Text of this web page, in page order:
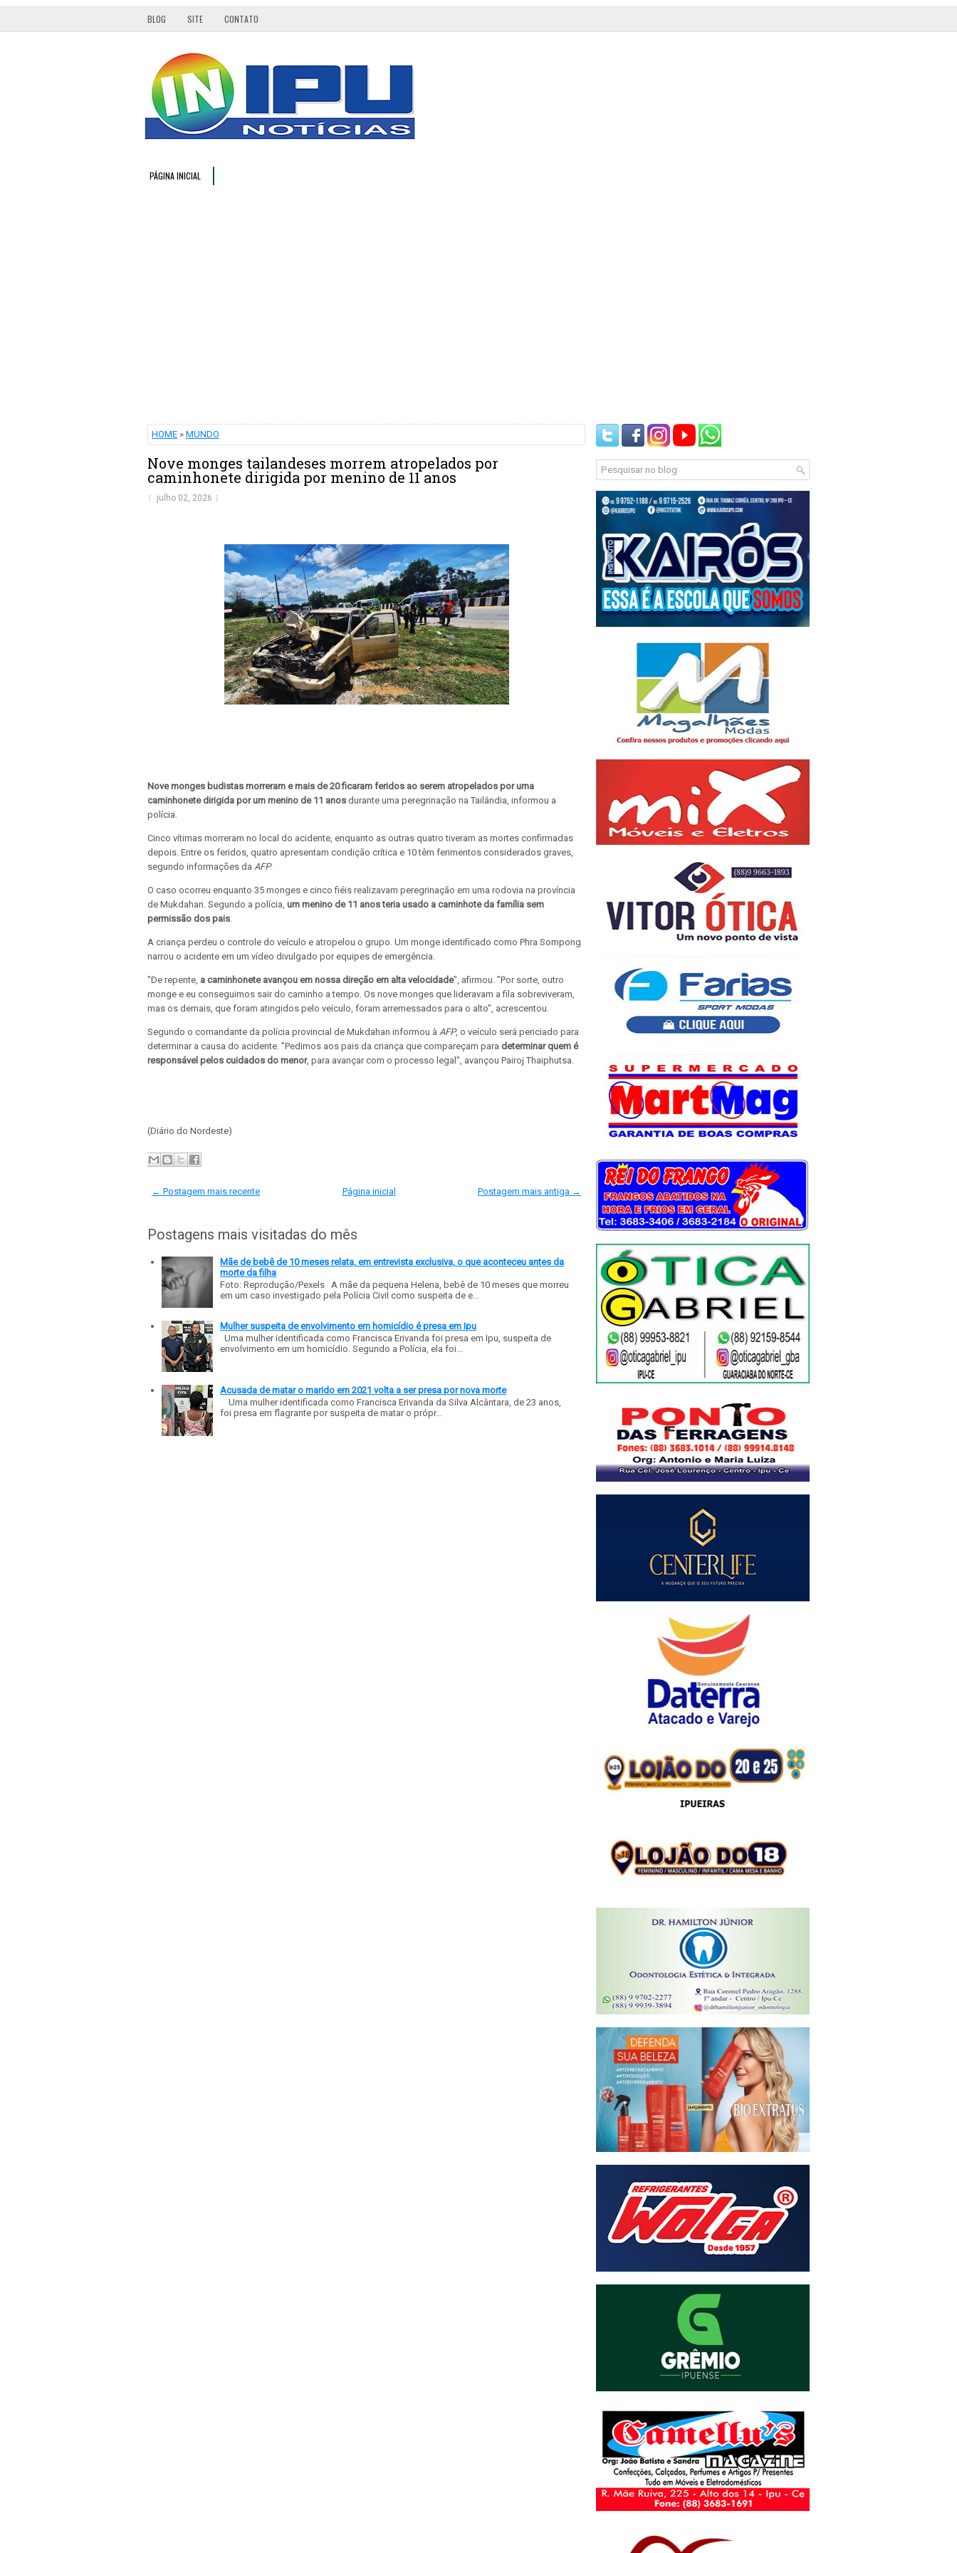
BLOG SITE CONTATO
PÁGINA INICIAL
HOME » MUNDO
Nove monges tailandeses morrem atropelados por
caminhonete dirigida por menino de 11 anos
julho 02, 2026
Nove monges budistas morreram e mais de 20 ficaram feridos ao serem atropelados por uma
caminhonete dirigida por um menino de 11 anos durante uma peregrinação na Tailândia, informou a
polícia.
Cinco vítimas morreram no local do acidente, enquanto as outras quatro tiveram as mortes confirmadas
depois. Entre os feridos, quatro apresentam condição crítica e 10 têm ferimentos considerados graves,
segundo informações da AFP.
O caso ocorreu enquanto 35 monges e cinco fiéis realizavam peregrinação em uma rodovia na província
de Mukdahan. Segundo a polícia, um menino de 11 anos teria usado a caminhote da família sem
permissão dos pais.
A criança perdeu o controle do veículo e atropelou o grupo. Um monge identificado como Phra Sompong
narrou o acidente em um vídeo divulgado por equipes de emergência.
"De repente, a caminhonete avançou em nossa direção em alta velocidade", afirmou. "Por sorte, outro
monge e eu conseguimos sair do caminho a tempo. Os nove monges que lideravam a fila sobreviveram,
mas os demais, que foram atingidos pelo veículo, foram arremessados para o alto", acrescentou.
Segundo o comandante da polícia provincial de Mukdahan informou à AFP, o veículo será periciado para
determinar a causa do acidente. "Pedimos aos pais da criança que compareçam para determinar quem é
responsável pelos cuidados do menor, para avançar com o processo legal", avançou Pairoj Thaiphutsa.
(Diário do Nordeste)
← Postagem mais recente Postagem mais antiga →
Página inicial
Postagens mais visitadas do mês
Mãe de bebê de 10 meses relata, em entrevista exclusiva, o que aconteceu antes da
morte da filha
Foto: Reprodução/Pexels A mãe da pequena Helena, bebê de 10 meses que morreu
em um caso investigado pela Polícia Civil como suspeita de e...
Mulher suspeita de envolvimento em homicídio é presa em Ipu
Uma mulher identificada como Francisca Erivanda foi presa em Ipu, suspeita de
envolvimento em um homicídio. Segundo a Polícia, ela foi...
Acusada de matar o marido em 2021 volta a ser presa por nova morte
Uma mulher identificada como Francisca Erivanda da Silva Alcântara, de 23 anos,
foi presa em flagrante por suspeita de matar o própr...